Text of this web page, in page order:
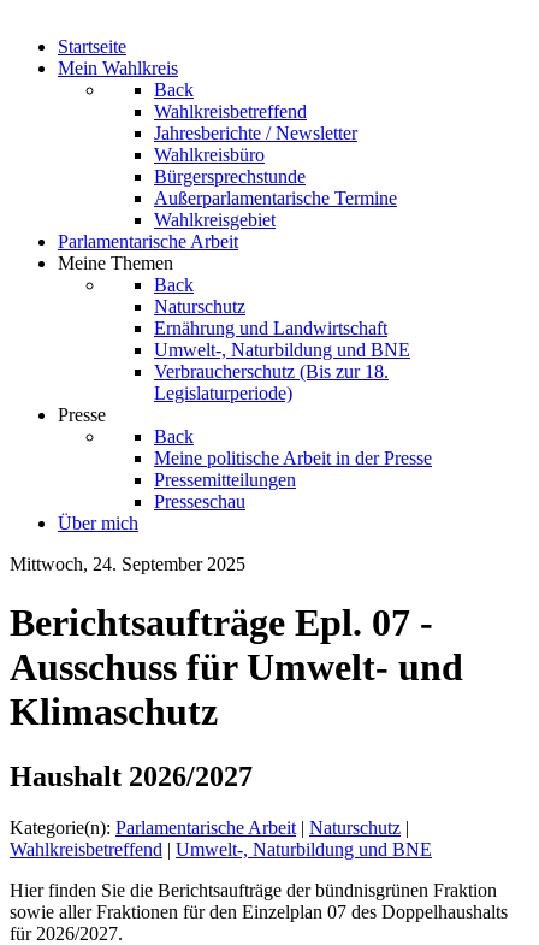
Startseite
Mein Wahlkreis
Back
Wahlkreisbetreffend
Jahresberichte / Newsletter
Wahlkreisbüro
Bürgersprechstunde
Außerparlamentarische Termine
Wahlkreisgebiet
Parlamentarische Arbeit
Meine Themen
Back
Naturschutz
Ernährung und Landwirtschaft
Umwelt-, Naturbildung und BNE
Verbraucherschutz (Bis zur 18.
Legislaturperiode)
Presse
Back
Meine politische Arbeit in der Presse
Pressemitteilungen
Presseschau
Über mich
Mittwoch, 24. September 2025
Berichtsaufträge Epl. 07 -
Ausschuss für Umwelt- und
Klimaschutz
Haushalt 2026/2027
Kategorie(n): Parlamentarische Arbeit | Naturschutz |
Wahlkreisbetreffend | Umwelt-, Naturbildung und BNE
Hier finden Sie die Berichtsaufträge der bündnisgrünen Fraktion
sowie aller Fraktionen für den Einzelplan 07 des Doppelhaushalts
für 2026/2027.